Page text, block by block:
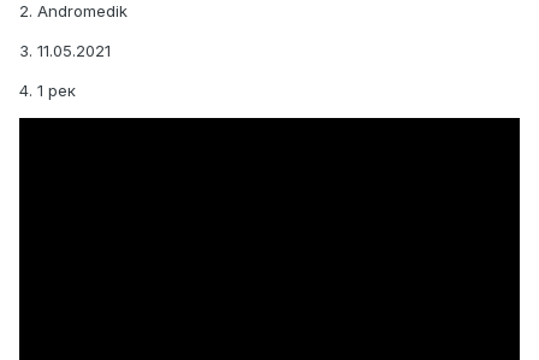
2. Andromedik
3. 11.05.2021
4. 1 рек